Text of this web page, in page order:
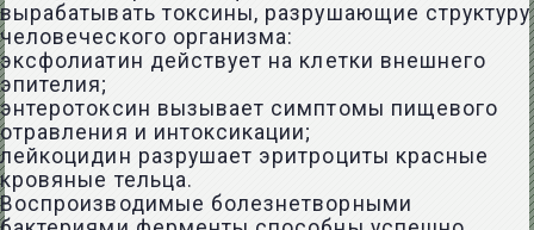
вырабатывать токсины, разрушающие структуру
человеческого организма:
эксфолиатин действует на клетки внешнего
эпителия;
энтеротоксин вызывает симптомы пищевого
отравления и интоксикации;
лейкоцидин разрушает эритроциты красные
кровяные тельца.
Воспроизводимые болезнетворными